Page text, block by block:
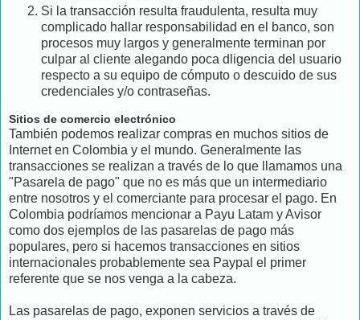
Si la transacción resulta fraudulenta, resulta muy
complicado hallar responsabilidad en el banco, son
procesos muy largos y generalmente terminan por
culpar al cliente alegando poca dligencia del usuario
respecto a su equipo de cómputo o descuido de sus
credenciales y/o contraseñas.
Sitios de comercio electrónico
También podemos realizar compras en muchos sitios de
Internet en Colombia y el mundo. Generalmente las
transacciones se realizan a través de lo que llamamos una
"Pasarela de pago" que no es más que un intermediario
entre nosotros y el comerciante para procesar el pago. En
Colombia podríamos mencionar a Payu Latam y Avisor
como dos ejemplos de las pasarelas de pago más
populares, pero si hacemos transacciones en sitios
internacionales probablemente sea Paypal el primer
referente que se nos venga a la cabeza.
Las pasarelas de pago, exponen servicios a través de